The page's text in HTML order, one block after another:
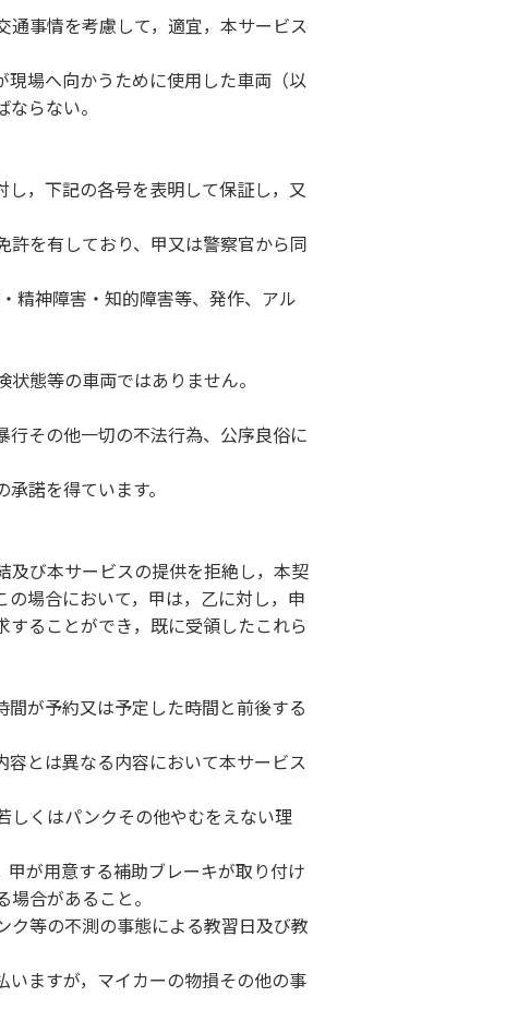
事情を考慮して，適宜，本サービス
場へ向かうために使用した車両（以
らない。
，下記の各号を表明して保証し，又
を有しており、甲又は警察官から同
神障害・知的障害等、発作、アル
態等の車両ではありません。
その他一切の不法行為、公序良俗に
諾を得ています。
び本サービスの提供を拒絶し，本契
場合において，甲は，乙に対し，申
ることができ，既に受領したこれら
が予約又は予定した時間と前後する
とは異なる内容において本サービス
くはパンクその他やむをえない理
が用意する補助ブレーキが取り付け
合があること。
等の不測の事態による教習日及び教
ますが，マイカーの物損その他の事